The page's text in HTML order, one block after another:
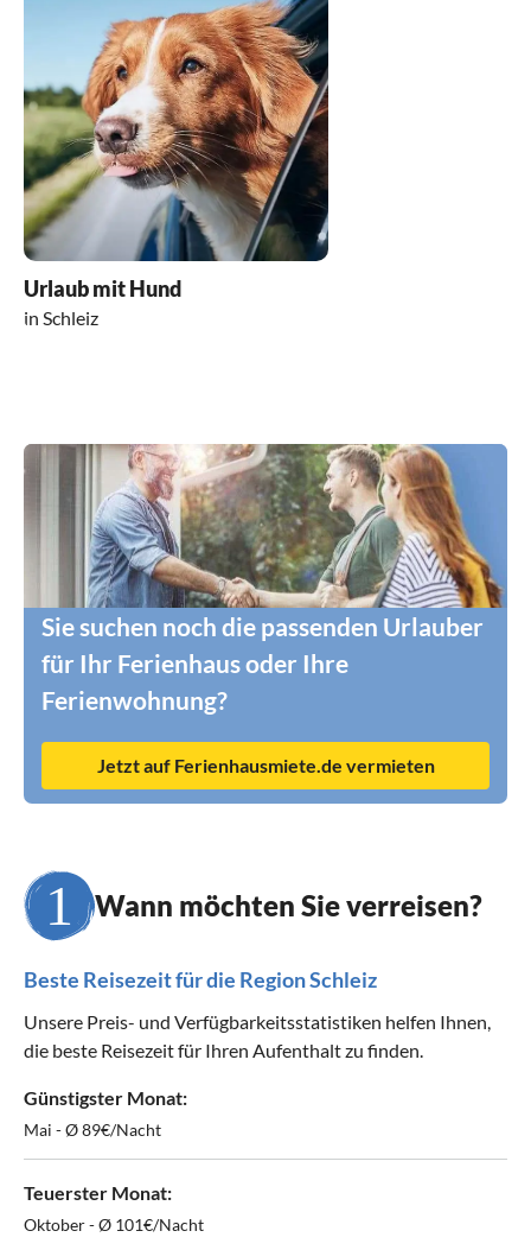
Urlaub mit Hund
in Schleiz
Sie suchen noch die passenden Urlauber
für Ihr Ferienhaus oder Ihre
Ferienwohnung?
Jetzt auf Ferienhausmiete.de vermieten
Wann möchten Sie verreisen?
Beste Reisezeit für die Region Schleiz
Unsere Preis- und Verfügbarkeitsstatistiken helfen Ihnen,
die beste Reisezeit für Ihren Aufenthalt zu finden.
Günstigster Monat:
Mai - Ø 89€/Nacht
Teuerster Monat:
Oktober - Ø 101€/Nacht